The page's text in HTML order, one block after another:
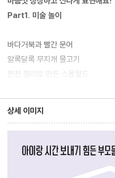
신나게 몸을 움직일 수 있는 활동
니다. 60여 명의 블로거가 직접
하는 집콕놀이. 이제 더 이상 아이
Part1. 미술 놀이
바다거북과 빨간 문어
알록달록 무지개 물고기
한천 젤리로 만든 스몰월드
화장솜 꽃다발
헬륨 풍선 열기구
아코디언 입체 카드
[워크 활동] 세계 곳곳 여행하고
상세 이미지